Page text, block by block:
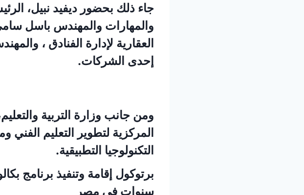
جاء ذلك بحضور ديفيد نبيل،
والمهارات والمهندس باسل
العقارية لإدارة الفنادق ،
إحدى الشركات.
ومن جانب وزارة التربية
المركزية لتطوير التعليم
التكنولوجيا التطبيقية.
برتوكول إقامة وتنفيذ برنامج
سنوات في مصر